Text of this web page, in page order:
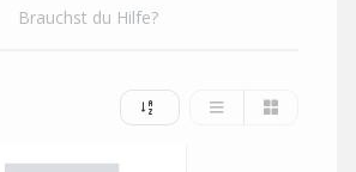
Brauchst du Hilfe?